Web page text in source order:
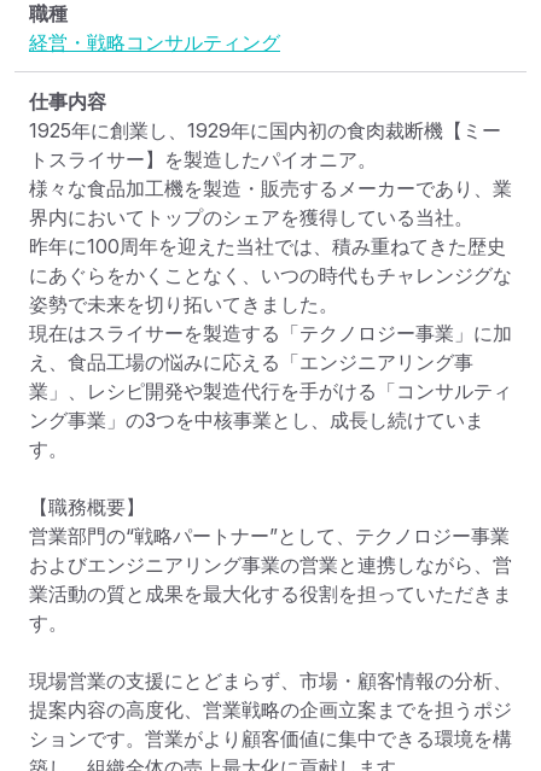
職種
経営・戦略コンサルティング
仕事内容
1925年に創業し、1929年に国内初の食肉裁断機【ミー
トスライサー】を製造したパイオニア。
様々な食品加工機を製造・販売するメーカーであり、業
界内においてトップのシェアを獲得している当社。
昨年に100周年を迎えた当社では、積み重ねてきた歴史
にあぐらをかくことなく、いつの時代もチャレンジグな
姿勢で未来を切り拓いてきました。
現在はスライサーを製造する「テクノロジー事業」に加
え、食品工場の悩みに応える「エンジニアリング事
業」、レシピ開発や製造代行を手がける「コンサルティ
ング事業」の3つを中核事業とし、成長し続けていま
す。
【職務概要】
営業部門の“戦略パートナー”として、テクノロジー事業
およびエンジニアリング事業の営業と連携しながら、営
業活動の質と成果を最大化する役割を担っていただきま
す。
現場営業の支援にとどまらず、市場・顧客情報の分析、
提案内容の高度化、営業戦略の企画立案までを担うポジ
ションです。営業がより顧客価値に集中できる環境を構